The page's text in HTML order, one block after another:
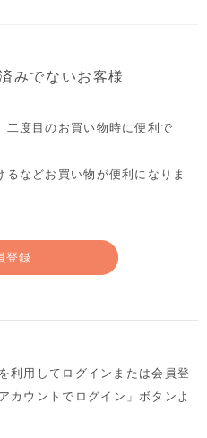
みでないお客様
度目のお買い物時に便利で
などお買い物が便利になりま
登録
用してログインまたは会員登
カウントでログイン」ボタンよ